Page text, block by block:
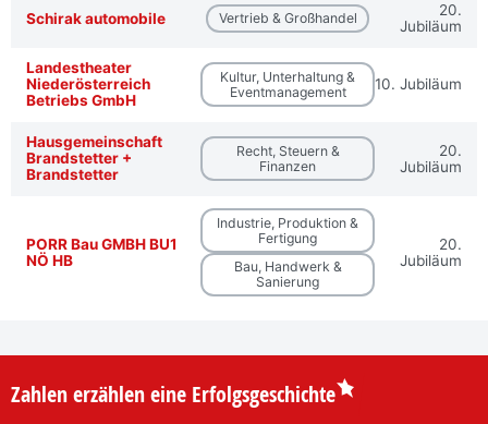
Schirak automobile Vertrieb & Großhandel
20.
Jubiläum
Landestheater
Niederösterreich
Betriebs GmbH
Kultur, Unterhaltung &
Eventmanagement
10. Jubiläum
Hausgemeinschaft
Brandstetter +
Brandstetter
Recht, Steuern &
Finanzen
20.
Jubiläum
PORR Bau GMBH BU1
NÖ HB
Industrie, Produktion &
Fertigung
Bau, Handwerk &
Sanierung
20.
Jubiläum
Zahlen erzählen eine Erfolgsgeschichte